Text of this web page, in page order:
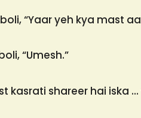
“Yaar yeh kya mast
“Umesh.”
kasrati shareer hai iska